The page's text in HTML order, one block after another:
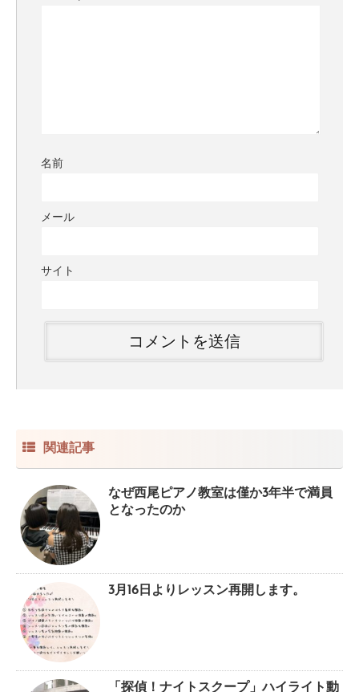
名前
メール
サイト
関連記事
なぜ西尾ピアノ教室は僅か3年半で満員
となったのか
3月16日よりレッスン再開します。
「探偵！ナイトスクープ」ハイライト動